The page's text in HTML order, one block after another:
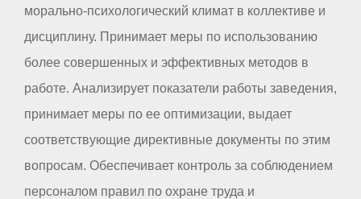
морально-психологический климат в коллективе и
дисциплину. Принимает меры по использованию
более совершенных и эффективных методов в
работе. Анализирует показатели работы заведения,
принимает меры по ее оптимизации, выдает
соответствующие директивные документы по этим
вопросам. Обеспечивает контроль за соблюдением
персоналом правил по охране труда и